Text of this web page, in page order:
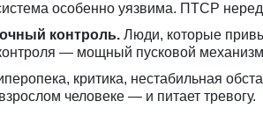
особенно уязвима. ПТСР
контроль. Люди, которые
— мощный пусковой механизм
критика, нестабильная
человеке — и питает тревогу.